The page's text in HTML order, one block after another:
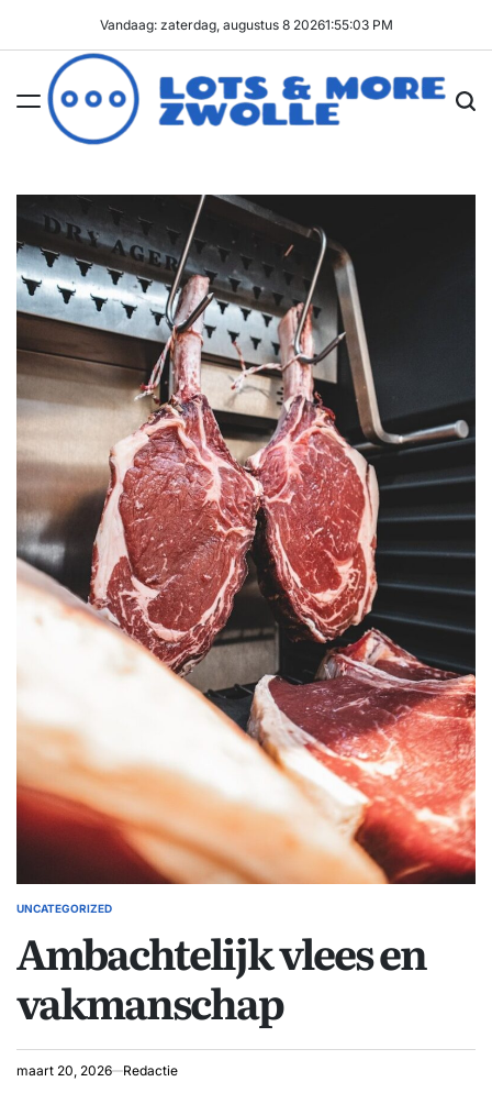
inhoud
Vandaag: zaterdag, augustus 8 20261:55:04 PM
&
More
Zwolle
GEPLAATST
UNCATEGORIZED
Ambachtelijk vlees en
vakmanschap
maart 20, 2026 Redactie